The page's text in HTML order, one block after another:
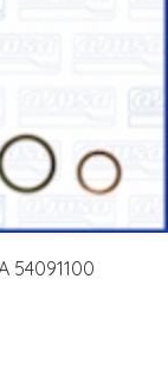
54091100